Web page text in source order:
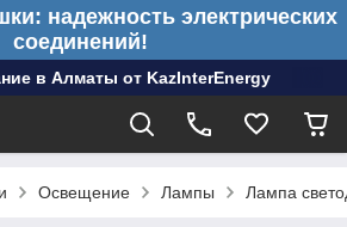
надежность электрических
соединений!
в Алматы от KazInterEnergy
Освещение Лампы Лампа